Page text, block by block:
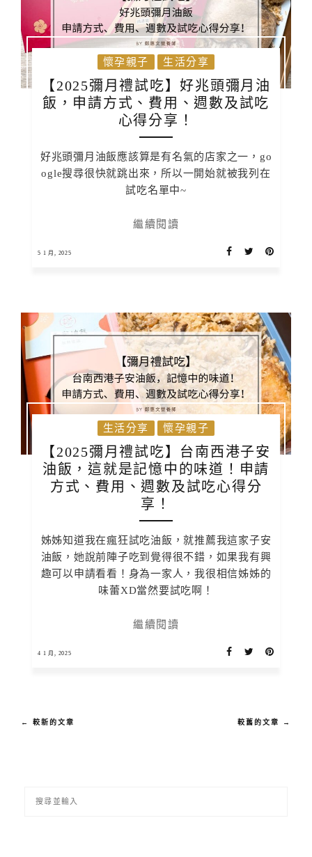
懷孕親子 生活分享
【2025彌月禮試吃】好兆頭彌月油
飯，申請方式、費用、週數及試吃
心得分享！
好兆頭彌月油飯應該算是有名氣的店家之一，go
ogle搜尋很快就跳出來，所以一開始就被我列在
試吃名單中~
繼續閱讀
5 1 月, 2025
生活分享 懷孕親子
【2025彌月禮試吃】台南西港子安
油飯，這就是記憶中的味道！申請
方式、費用、週數及試吃心得分
享！
姊姊知道我在瘋狂試吃油飯，就推薦我這家子安
油飯，她說前陣子吃到覺得很不錯，如果我有興
趣可以申請看看！身為一家人，我很相信姊姊的
味蕾XD當然要試吃啊！
繼續閱讀
4 1 月, 2025
較舊的文章 →
← 較新的文章